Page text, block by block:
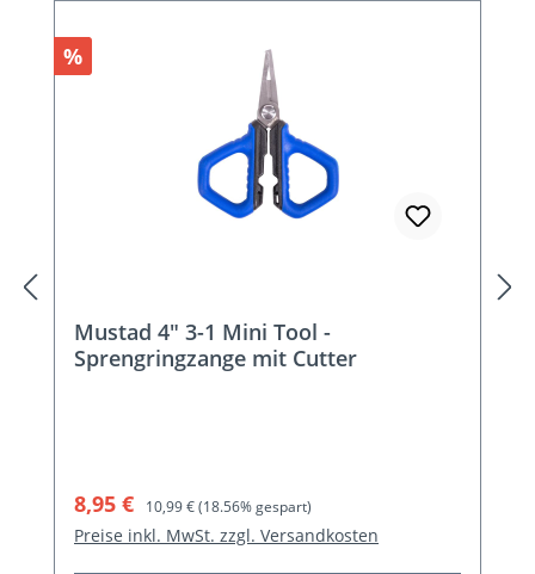
Rabatt
%
Mustad 4" 3-1 Mini Tool -
Sprengringzange mit Cutter
Verkaufspreis:
8,95 € Regulärer Preis:
10,99 €(18.56% gespart)
Preise inkl. MwSt. zzgl. Versandkosten